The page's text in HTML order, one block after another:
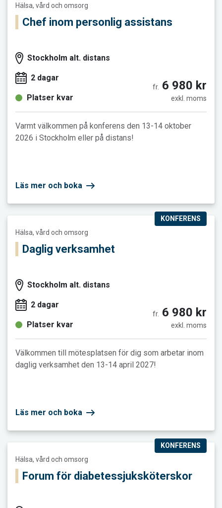
Hälsa, vård och omsorg
Chef inom personlig assistans
Stockholm alt. distans
2 dagar
Platser kvar
fr. 6 980 kr
exkl. moms
Varmt välkommen på konferens den 13-14 oktober
2026 i Stockholm eller på distans!
Läs mer och boka
KONFERENS
Hälsa, vård och omsorg
Daglig verksamhet
Stockholm alt. distans
2 dagar
Platser kvar
fr. 6 980 kr
exkl. moms
Välkommen till mötesplatsen för dig som arbetar inom
daglig verksamhet den 13-14 april 2027!
Läs mer och boka
Läs mer och boka Forum för diabetessjuksköterskor
KONFERENS
Hälsa, vård och omsorg
Forum för diabetessjuksköterskor